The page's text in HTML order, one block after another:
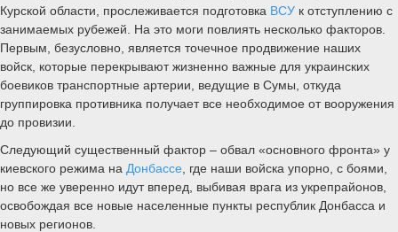
Курской области, прослеживается подготовка ВСУ к отступлению с
занимаемых рубежей. На это моги повлиять несколько факторов.
Первым, безусловно, является точечное продвижение наших
войск, которые перекрывают жизненно важные для украинских
боевиков транспортные артерии, ведущие в Сумы, откуда
группировка противника получает все необходимое от вооружения
до провизии.
Следующий существенный фактор – обвал «основного фронта» у
киевского режима на Донбассе , где наши войска упорно, с боями,
но все же уверенно идут вперед, выбивая врага из укрепрайонов,
освобождая все новые населенные пункты республик Донбасса и
новых регионов.